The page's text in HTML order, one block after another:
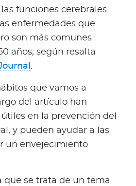
funciones cerebrales.
enfermedades que
son más comunes
años, según resalta
.
que vamos a
del artículo han
en la prevención del
y pueden ayudar a las
un envejecimiento
que se trata de un tema